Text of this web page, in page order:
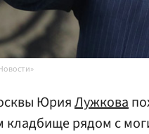
ЮрияЛужкова
рядом с